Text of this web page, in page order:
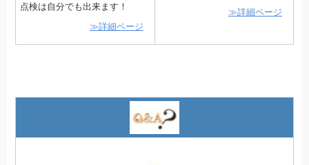
点検は自分でも出来ます！
≫詳細ページ
≫詳細ページ